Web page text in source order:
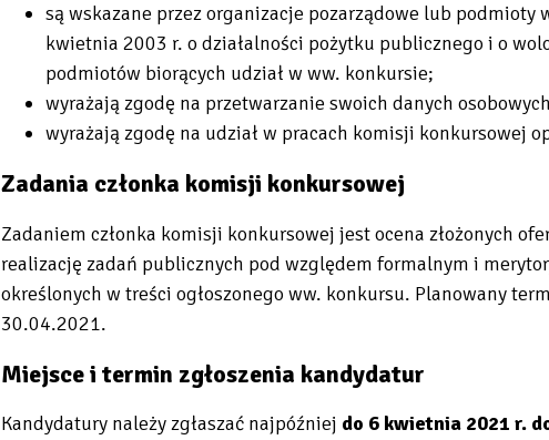
są wskazane przez organizacje pozarządowe lub
kwietnia 2003 r. o działalności pożytku publicznego i o
podmiotów biorących udział w ww. konkursie;
wyrażają zgodę na przetwarzanie swoich danych
wyrażają zgodę na udział w pracach komisji konkursowej
Zadania członka komisji konkursowej
Zadaniem członka komisji konkursowej jest ocena złożonych
realizację zadań publicznych pod względem formalnym i
określonych w treści ogłoszonego ww. konkursu. Planowany
30.04.2021.
Miejsce i termin zgłoszenia kandydatur
Kandydatury należy zgłaszać najpóźniej do 6 kwietnia 2021 r.